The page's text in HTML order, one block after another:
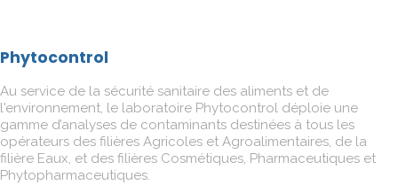
Phytocontrol
Au service de la sécurité sanitaire des aliments et de
l'environnement, le laboratoire Phytocontrol déploie une
gamme d’analyses de contaminants destinées à tous les
opérateurs des filières Agricoles et Agroalimentaires, de la
filière Eaux, et des filières Cosmétiques, Pharmaceutiques et
Phytopharmaceutiques.